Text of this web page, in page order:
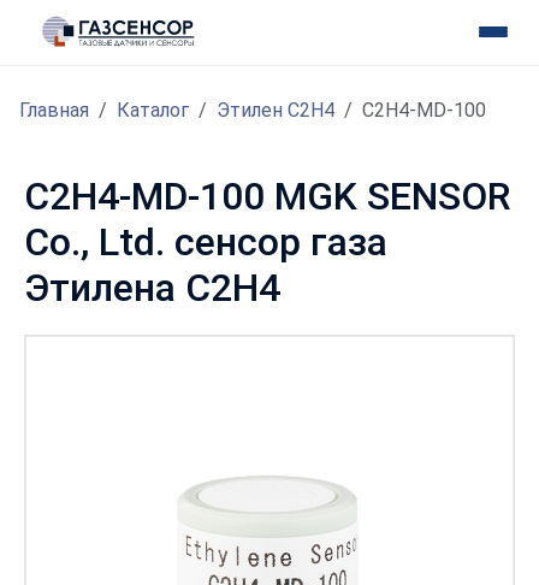
Главная Каталог Этилен С2H4 C2H4-MD-100
C2H4-MD-100 MGK SENSOR
Co., Ltd. сенсор газа
Этилена С2H4